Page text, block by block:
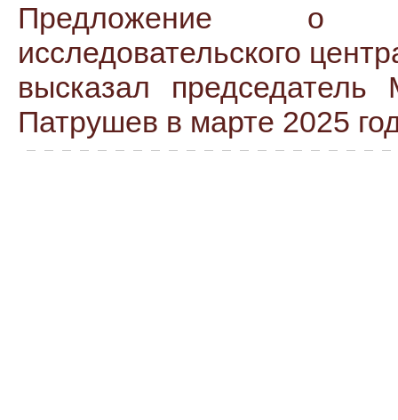
Предложение о
исследовательского
высказал
Патрушев в марте 2025